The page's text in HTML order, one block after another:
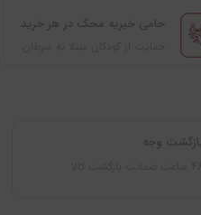
حامی خیریه‌ محک در هر خرید
بازگشت وجه